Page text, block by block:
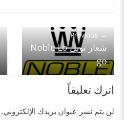
← Previous
شعار نوبل Noble Lo
go
اترك تعليقاً
لن يتم نشر عنوان بريدك الإلكتروني.